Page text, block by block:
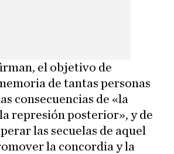
el objetivo de
de tantas personas
consecuencias de «la
represión posterior», y de
las secuelas de aquel
la concordia y la